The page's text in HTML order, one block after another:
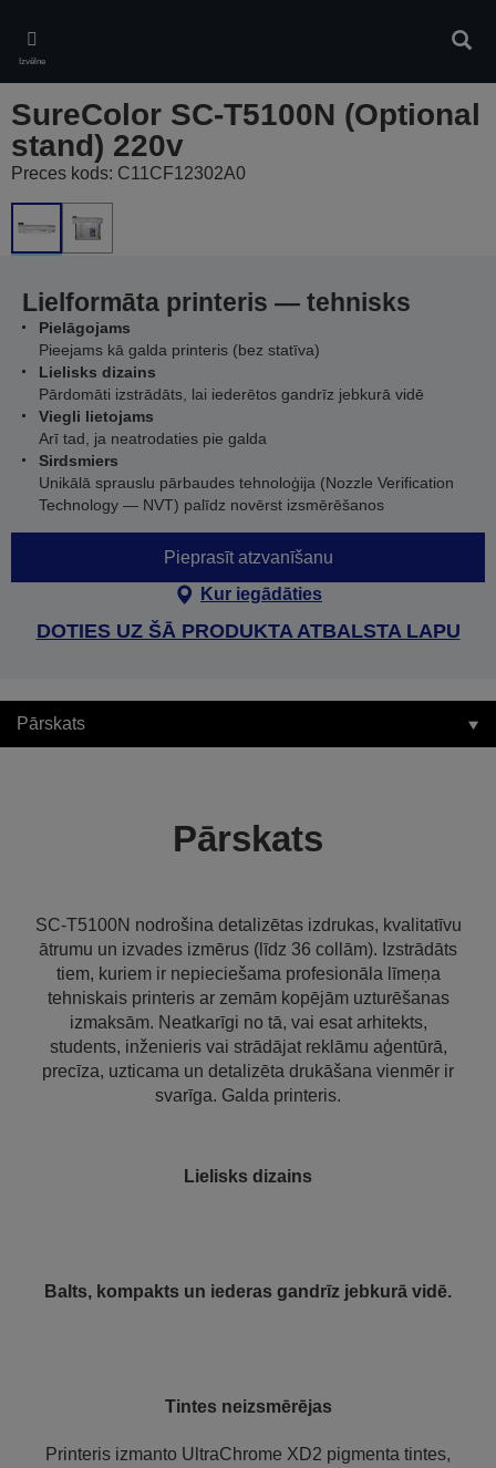
main
content
Izvēlne
SureColor SC-T5100N (Optional
stand) 220v
Preces kods: C11CF12302A0
Lielformāta printeris — tehnisks
Pielāgojams
Pieejams kā galda printeris (bez statīva)
Lielisks dizains
Pārdomāti izstrādāts, lai iederētos gandrīz jebkurā vidē
Viegli lietojams
Arī tad, ja neatrodaties pie galda
Sirdsmiers
Unikālā sprauslu pārbaudes tehnoloģija (Nozzle Verification
Technology — NVT) palīdz novērst izsmērēšanos
Pieprasīt atzvanīšanu
Kur iegādāties
DOTIES UZ ŠĀ PRODUKTA ATBALSTA LAPU
Pārskats
Pārskats
SC-T5100N nodrošina detalizētas izdrukas, kvalitatīvu
ātrumu un izvades izmērus (līdz 36 collām). Izstrādāts
tiem, kuriem ir nepieciešama profesionāla līmeņa
tehniskais printeris ar zemām kopējām uzturēšanas
izmaksām. Neatkarīgi no tā, vai esat arhitekts,
students, inženieris vai strādājat reklāmu aģentūrā,
precīza, uzticama un detalizēta drukāšana vienmēr ir
svarīga. Galda printeris.
Lielisks dizains
Balts, kompakts un iederas gandrīz jebkurā vidē.
Tintes neizsmērējas
Printeris izmanto UltraChrome XD2 pigmenta tintes,